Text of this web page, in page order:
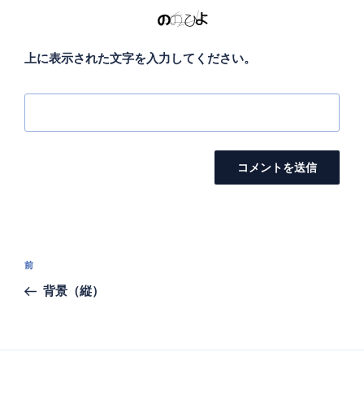
上に表示された文字を入力してください。
投
ナ
ゲ
前
の
前
背景（縦）